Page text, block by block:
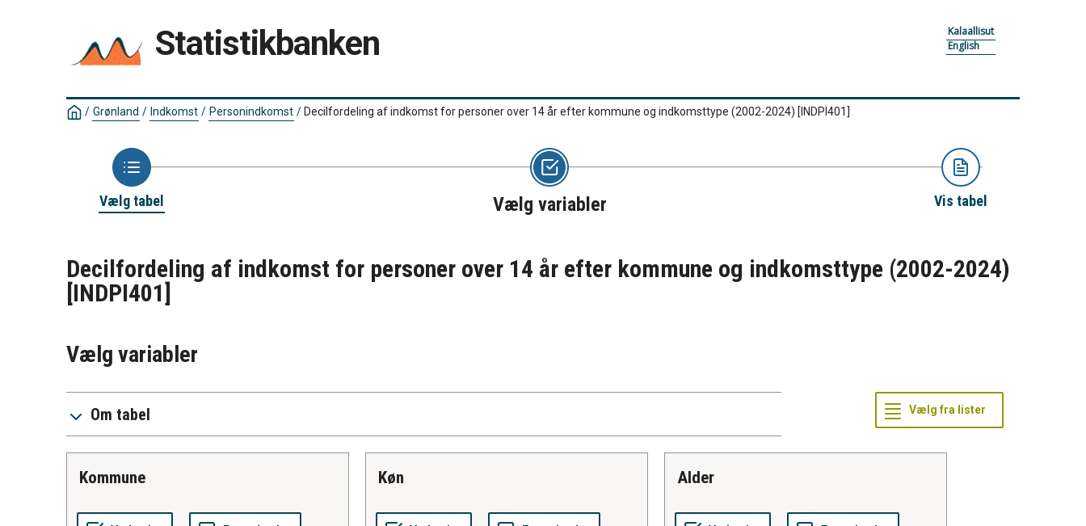
Statistikbanken
Kalaallisut
English
/ Grønland / Indkomst / Personindkomst / Decilfordeling af indkomst for personer over 14 år efter kommune og indkomsttype (2002-2024) [INDPI401]
Vælg tabel Vælg variabler Vis tabel
Decilfordeling af indkomst for personer over 14 år efter kommune og indkomsttype (2002-2024)
[INDPI401]
Vælg variabler
Om tabel
kommune køn alder